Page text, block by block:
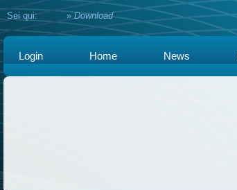
Sei qui:Home »Download
Login Home News